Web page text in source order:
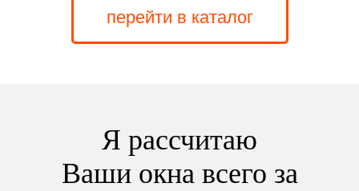
перейти в каталог
Я рассчитаю
Ваши окна всего за